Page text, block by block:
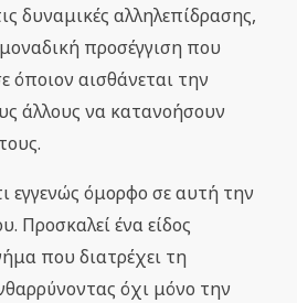
δυναμικές αλληλεπίδρασης,
προσέγγιση που
όποιον αισθάνεται την
άλλους να κατανοήσουν
εγγενώς όμορφο σε αυτή την
Προσκαλεί ένα είδος
που διατρέχει τη
όχι μόνο την